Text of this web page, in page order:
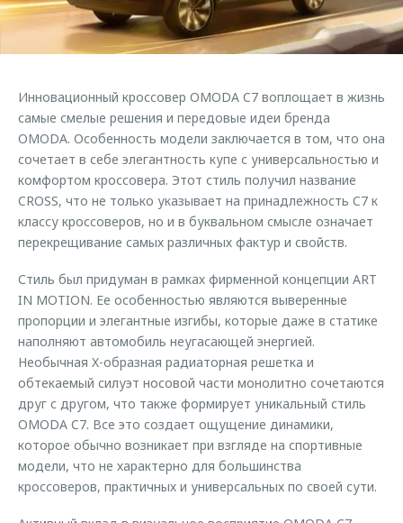
Страхование
Кредитный калькулятор
Одежда и сувениры
Оригинальные аксессуары
Запчасти
Трейд-ин
Калькулятор трейд-ин
Клиентская поддержка
O&J Автоклуб
Одежда и сувениры
Оригинальные аксессуары
Запчасти
Обратная связь
Инновационный кроссовер OMODA C7 воплощает в жизнь
самые смелые решения и передовые идеи бренда
OMODA. Особенность модели заключается в том, что она
сочетает в себе элегантность купе с универсальностью и
комфортом кроссовера. Этот стиль получил название
CROSS, что не только указывает на принадлежность C7 к
классу кроссоверов, но и в буквальном смысле означает
перекрещивание самых различных фактур и свойств.
Стиль был придуман в рамках фирменной концепции ART
IN MOTION. Ее особенностью являются выверенные
пропорции и элегантные изгибы, которые даже в статике
наполняют автомобиль неугасающей энергией.
Необычная X-образная радиаторная решетка и
обтекаемый силуэт носовой части монолитно сочетаются
друг с другом, что также формирует уникальный стиль
OMODA C7. Все это создает ощущение динамики,
которое обычно возникает при взгляде на спортивные
модели, что не характерно для большинства
кроссоверов, практичных и универсальных по своей сути.